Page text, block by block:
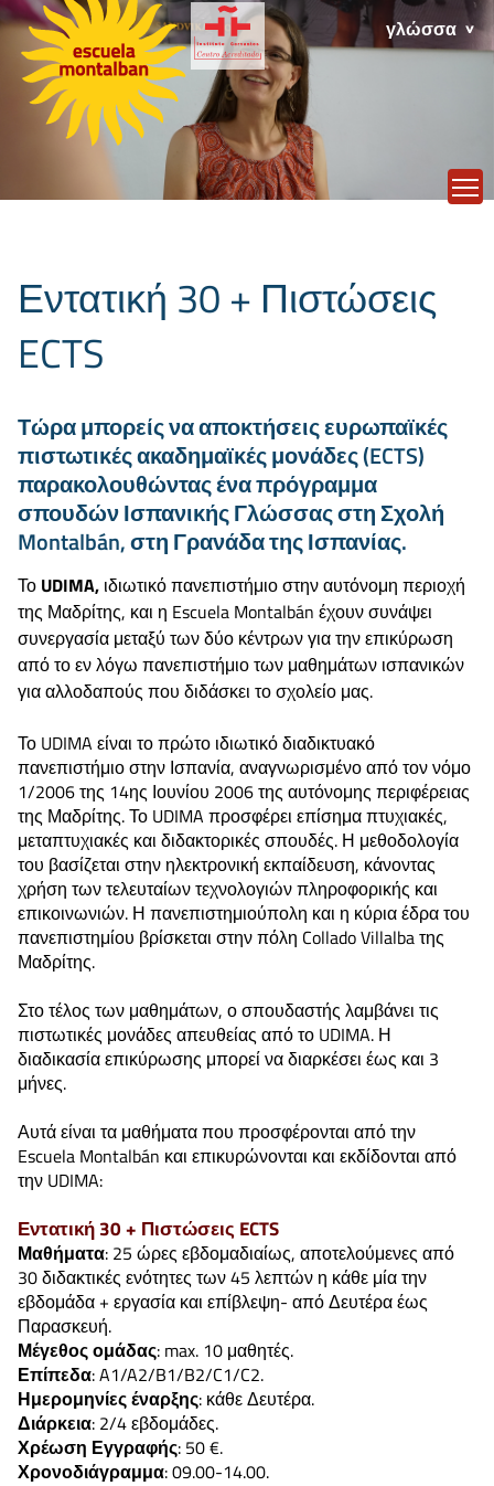
γλώσσα
Εντατική 30 + Πιστώσεις
ECTS
Τώρα μπορείς να αποκτήσεις ευρωπαϊκές
πιστωτικές ακαδημαϊκές μονάδες (ECTS)
παρακολουθώντας ένα πρόγραμμα
σπουδών Ισπανικής Γλώσσας στη Σχολή
Montalbán, στη Γρανάδα της Ισπανίας.
Το UDIMA, ιδιωτικό πανεπιστήμιο στην αυτόνομη περιοχή
της Μαδρίτης, και η Escuela Montalbán έχουν συνάψει
συνεργασία μεταξύ των δύο κέντρων για την επικύρωση
από το εν λόγω πανεπιστήμιο των μαθημάτων ισπανικών
για αλλοδαπούς που διδάσκει το σχολείο μας.
Το UDIMA είναι το πρώτο ιδιωτικό διαδικτυακό
πανεπιστήμιο στην Ισπανία, αναγνωρισμένο από τον νόμο
1/2006 της 14ης Ιουνίου 2006 της αυτόνομης περιφέρειας
της Μαδρίτης. Το UDIMA προσφέρει επίσημα πτυχιακές,
μεταπτυχιακές και διδακτορικές σπουδές. Η μεθοδολογία
του βασίζεται στην ηλεκτρονική εκπαίδευση, κάνοντας
χρήση των τελευταίων τεχνολογιών πληροφορικής και
επικοινωνιών. Η πανεπιστημιούπολη και η κύρια έδρα του
πανεπιστημίου βρίσκεται στην πόλη Collado Villalba της
Μαδρίτης.
Στο τέλος των μαθημάτων, ο σπουδαστής λαμβάνει τις
πιστωτικές μονάδες απευθείας από το UDIMA. Η
διαδικασία επικύρωσης μπορεί να διαρκέσει έως και 3
μήνες.
Αυτά είναι τα μαθήματα που προσφέρονται από την
Escuela Montalbán και επικυρώνονται και εκδίδονται από
την UDIMA:
Εντατική 30 + Πιστώσεις ECTS
Μαθήματα: 25 ώρες εβδομαδιαίως, αποτελούμενες από
30 διδακτικές ενότητες των 45 λεπτών η κάθε μία την
εβδομάδα + εργασία και επίβλεψη- από Δευτέρα έως
Παρασκευή.
Μέγεθος ομάδας: max. 10 μαθητές.
Επίπεδα: A1/A2/B1/B2/C1/C2.
Ημερομηνίες έναρξης: κάθε Δευτέρα.
Διάρκεια: 2/4 εβδομάδες.
Χρέωση Εγγραφής: 50 €.
Χρονοδιάγραμμα: 09.00-14.00.